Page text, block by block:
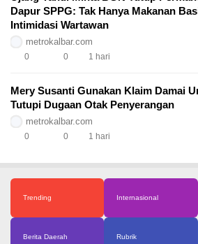
Dapur SPPG: Tak Hanya Makanan
Intimidasi Wartawan
metrokalbar.com
0 0 1 hari
Mery Susanti Gunakan Klaim Damai
Tutupi Dugaan Otak Penyerangan
metrokalbar.com
0 0 1 hari
Trending Internasional
Berita Daerah Rubrik